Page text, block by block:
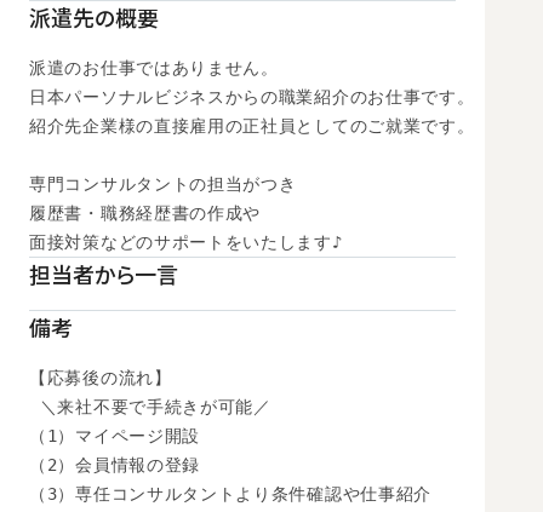
派遣先の概要
派遣のお仕事ではありません。
日本パーソナルビジネスからの職業紹介のお仕事です。
紹介先企業様の直接雇用の正社員としてのご就業です。
専門コンサルタントの担当がつき
履歴書・職務経歴書の作成や
面接対策などのサポートをいたします♪
担当者から一言
備考
【応募後の流れ】
＼来社不要で手続きが可能／
（1）マイページ開設
（2）会員情報の登録
（3）専任コンサルタントより条件確認や仕事紹介